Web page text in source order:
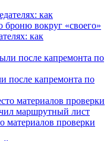
как
после капремонта по
материалов проверки